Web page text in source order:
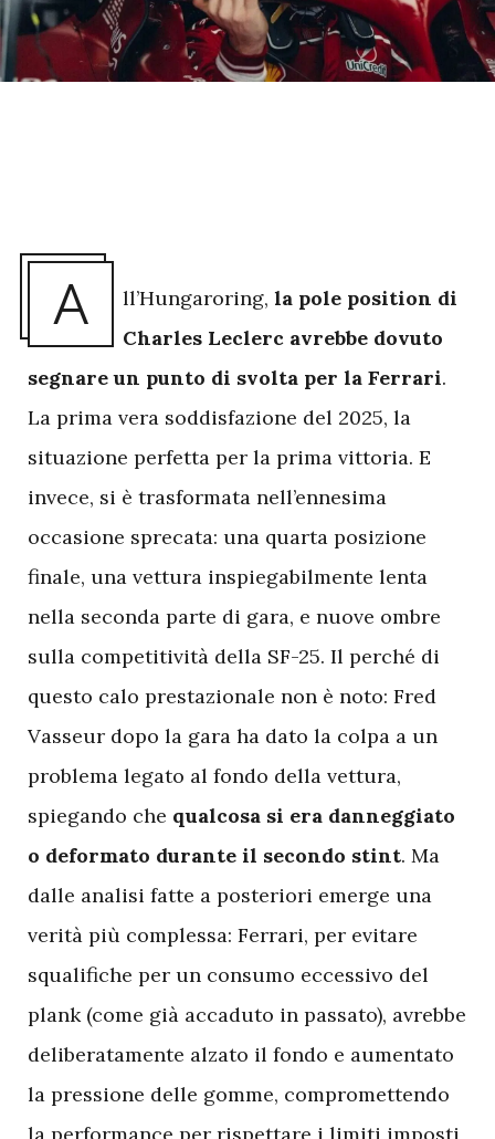
A ll’Hungaroring, la pole position di
Charles Leclerc avrebbe dovuto
segnare un punto di svolta per la Ferrari.
La prima vera soddisfazione del 2025, la
situazione perfetta per la prima vittoria. E
invece, si è trasformata nell’ennesima
occasione sprecata: una quarta posizione
finale, una vettura inspiegabilmente lenta
nella seconda parte di gara, e nuove ombre
sulla competitività della SF-25. Il perché di
questo calo prestazionale non è noto: Fred
Vasseur dopo la gara ha dato la colpa a un
problema legato al fondo della vettura,
spiegando che qualcosa si era danneggiato
o deformato durante il secondo stint. Ma
dalle analisi fatte a posteriori emerge una
verità più complessa: Ferrari, per evitare
squalifiche per un consumo eccessivo del
plank (come già accaduto in passato), avrebbe
deliberatamente alzato il fondo e aumentato
la pressione delle gomme, compromettendo